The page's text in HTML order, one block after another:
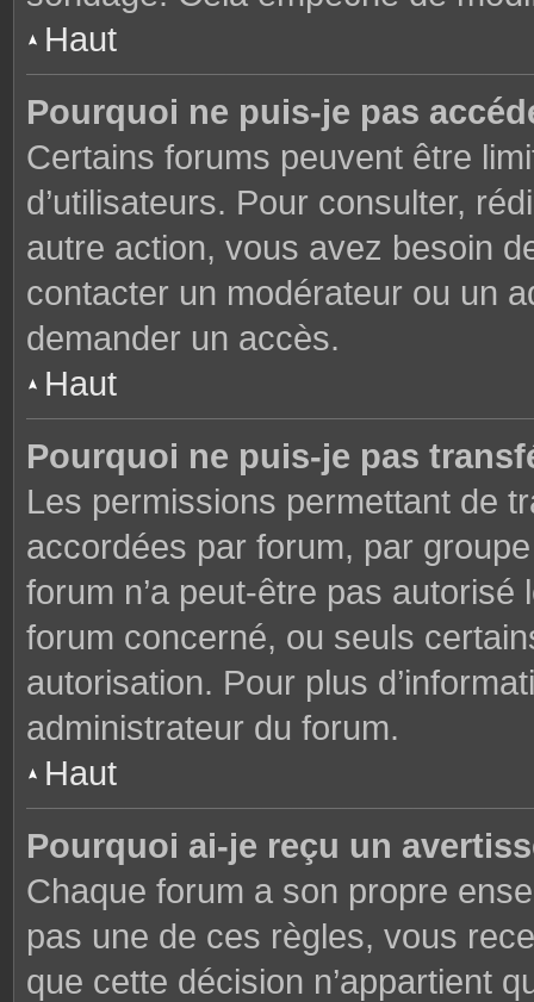
Haut
Pourquoi ne puis-je pas
Certains forums peuvent être
d’utilisateurs. Pour consulter,
autre action, vous avez besoin
contacter un modérateur ou un
demander un accès.
Haut
Pourquoi ne puis-je pas
Les permissions permettant de
accordées par forum, par
forum n’a peut-être pas
forum concerné, ou seuls
autorisation. Pour plus
administrateur du forum.
Haut
Pourquoi ai-je reçu un
Chaque forum a son propre
pas une de ces règles, vous
que cette décision n’appartient